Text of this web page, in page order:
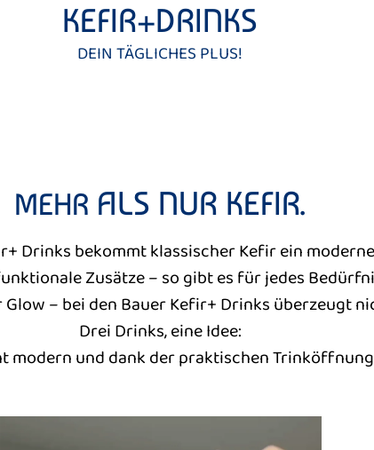
KEFIR+DRINKS
DEIN TÄGLICHES PLUS!
MEHR ALS NUR KEFIR.
Drinks bekommt klassischer Kefir ein
Zusätze – so gibt es für jedes
– bei den Bauer Kefir+ Drinks überzeugt
Drei Drinks, eine Idee:
modern und dank der praktischen